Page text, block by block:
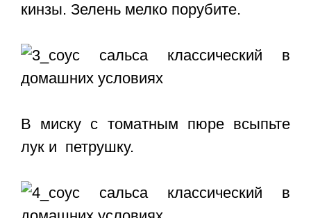
кинзы. Зелень мелко порубите.
В миску с томатным пюре всыпьте
лук и петрушку.